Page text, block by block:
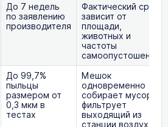
До 7 недель
по заявлению
производителя
Фактический срок
зависит от
площади,
животных и
частоты
самоопустошения.
До 99,7%
пыльцы
размером от
0,3 мкм в
тестах
Мешок
одновременно
собирает мусор и
фильтрует
выходящий из
станции воздух.